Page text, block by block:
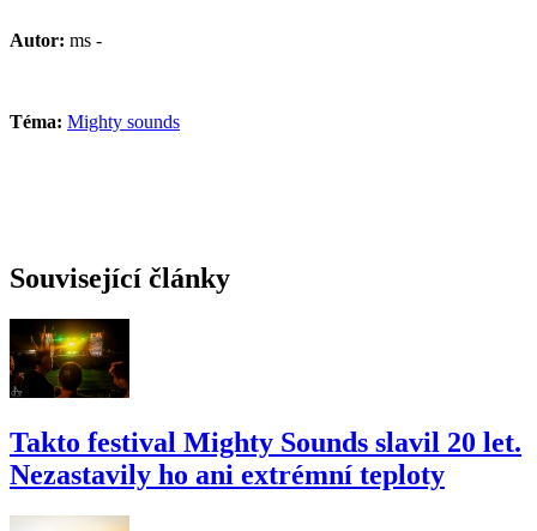
Autor: ms -
Téma: Mighty sounds
Související články
Takto festival Mighty Sounds slavil 20 let.
Nezastavily ho ani extrémní teploty